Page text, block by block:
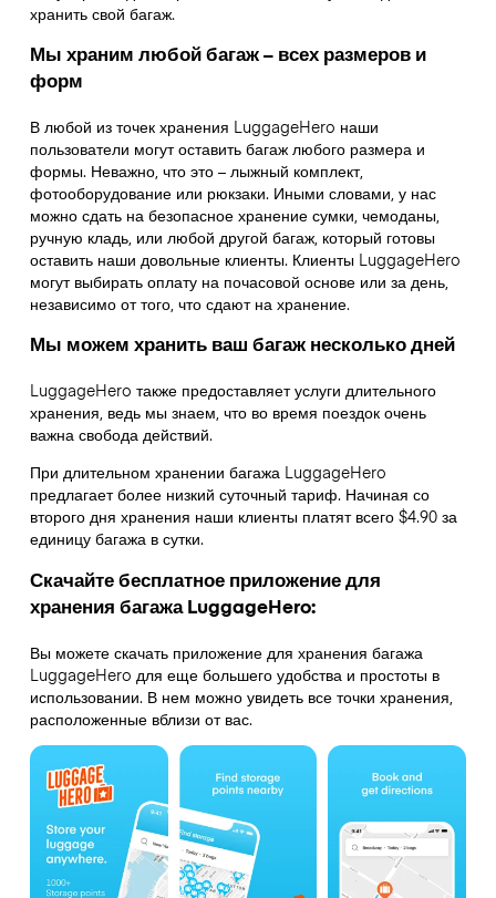
хранить свой багаж.
Мы храним любой багаж – всех размеров и
форм
В любой из точек хранения LuggageHero наши
пользователи могут оставить багаж любого размера и
формы. Неважно, что это – лыжный комплект,
фотооборудование или рюкзаки. Иными словами, у нас
можно сдать на безопасное хранение сумки, чемоданы,
ручную кладь, или любой другой багаж, который готовы
оставить наши довольные клиенты. Клиенты LuggageHero
могут выбирать оплату на почасовой основе или за день,
независимо от того, что сдают на хранение.
Мы можем хранить ваш багаж несколько дней
LuggageHero также предоставляет услуги длительного
хранения, ведь мы знаем, что во время поездок очень
важна свобода действий.
При длительном хранении багажа LuggageHero
предлагает более низкий суточный тариф. Начиная со
второго дня хранения наши клиенты платят всего $4.90 за
единицу багажа в сутки.
Скачайте бесплатное приложение для
хранения багажа LuggageHero:
Вы можете скачать приложение для хранения багажа
LuggageHero для еще большего удобства и простоты в
использовании. В нем можно увидеть все точки хранения,
расположенные вблизи от вас.